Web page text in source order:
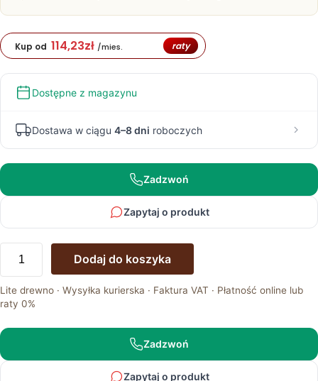
Kup od 114,23zł /mies. raty
Dostępne z magazynu
Dostawa w ciągu 4–8 dni roboczych
Zadzwoń
Zapytaj o produkt
Komoda
do
salonu
Sakuro
Dodaj do koszyka
Lite drewno · Wysyłka kurierska · Faktura VAT · Płatność online lub
raty 0%
Zadzwoń
Zapytaj o produkt